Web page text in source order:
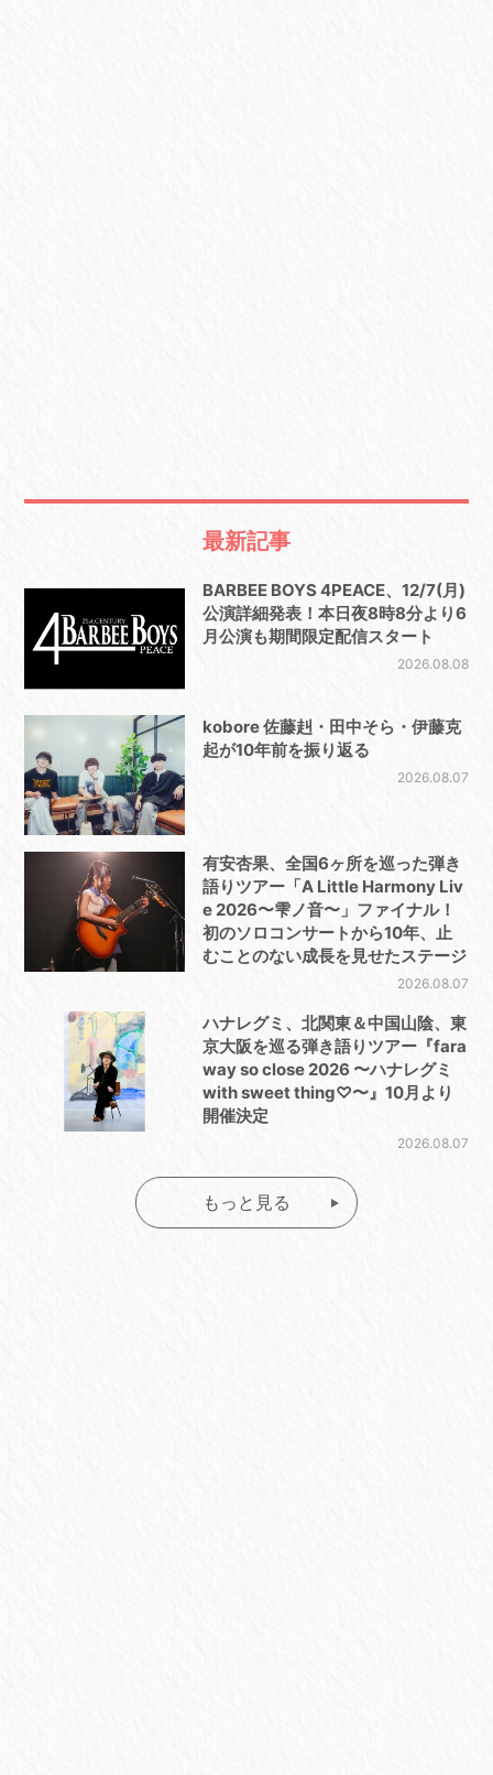
最新記事
BARBEE BOYS 4PEACE、12/7(月)
公演詳細発表！本日夜8時8分より6
月公演も期間限定配信スタート
2026.08.08
kobore 佐藤赳・田中そら・伊藤克
起が10年前を振り返る
2026.08.07
有安杏果、全国6ヶ所を巡った弾き
語りツアー「A Little Harmony Liv
e 2026〜雫ノ音〜」ファイナル！
初のソロコンサートから10年、止
むことのない成長を見せたステージ
2026.08.07
ハナレグミ、北関東＆中国山陰、東
京大阪を巡る弾き語りツアー『fara
way so close 2026 〜ハナレグミ
with sweet thing♡〜』10月より
開催決定
2026.08.07
もっと見る